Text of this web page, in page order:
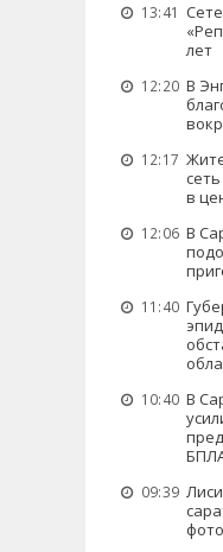
13:41
лет
12:20 В
12:17
в
12:06 В
11:40
10:40 В
09:39